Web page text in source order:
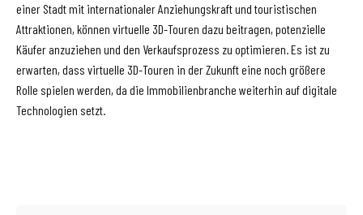
einer Stadt mit internationaler Anziehungskraft und touristischen
Attraktionen, können virtuelle 3D-Touren dazu beitragen, potenzielle
Käufer anzuziehen und den Verkaufsprozess zu optimieren. Es ist zu
erwarten, dass virtuelle 3D-Touren in der Zukunft eine noch größere
Rolle spielen werden, da die Immobilienbranche weiterhin auf digitale
Technologien setzt.